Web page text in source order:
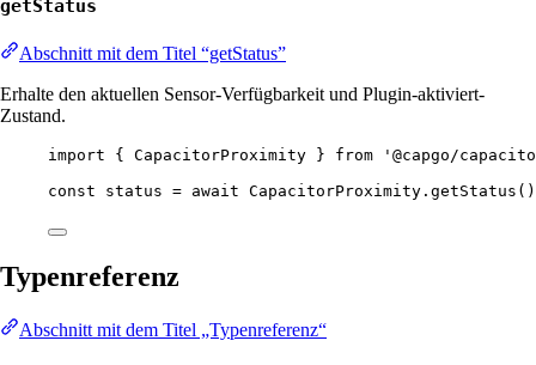
getStatus
Abschnitt mit dem Titel “getStatus”
Erhalte den aktuellen Sensor-Verfügbarkeit und Plugin-aktiviert-
Zustand.
import { CapacitorProximity } from
'@capgo/
const
status = await CapacitorProximity. getStatus
Typenreferenz
Abschnitt mit dem Titel „Typenreferenz“